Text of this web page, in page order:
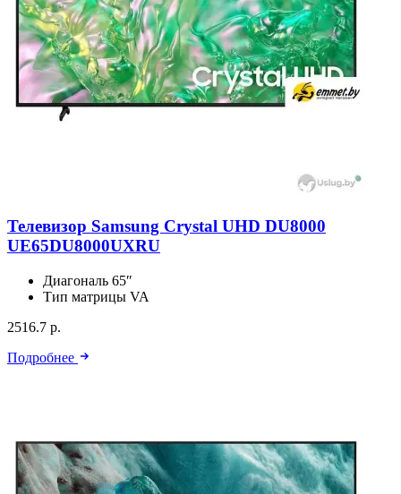
Телевизор Samsung Crystal UHD DU8000
UE65DU8000UXRU
Диагональ 65″
Тип матрицы VA
2516.7 р.
Подробнее